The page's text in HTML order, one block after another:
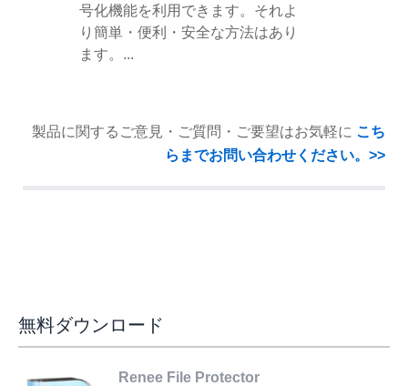
号化機能を利用できます。それよ
り簡単・便利・安全な方法はあり
ます。...
製品に関するご意見・ご質問・ご要望はお気軽に こち
らまでお問い合わせください。>>
無料ダウンロード
Renee File Protector